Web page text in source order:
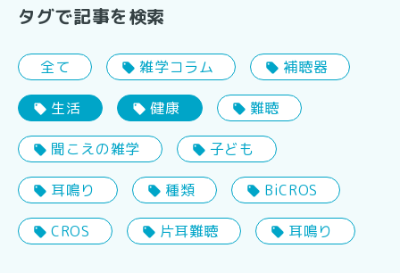
タグで記事を検索
全て 雑学コラム 補聴器
生活 健康 難聴
聞こえの雑学 子ども
耳鳴り 種類 BiCROS
CROS 片耳難聴 耳鳴り